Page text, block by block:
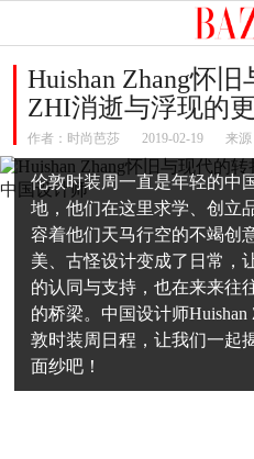
Huishan Zhang怀
ZHI消逝与浮现的
作者： 时尚芭莎 2019-02-19 来
伦敦时装周一直是年轻的中
地，他们在这里求学、创立
容着他们天马行空的不竭创
美、古怪设计变成了日常，
的认同与支持，也在来来往
的桥梁。中国设计师
敦时装周日程，让我们一起
面纱吧！